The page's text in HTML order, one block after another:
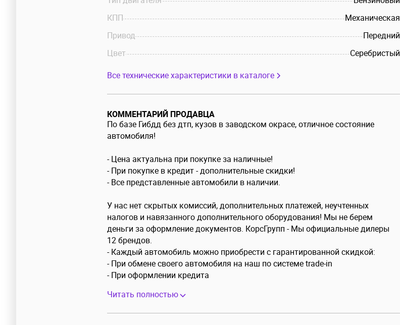
КПП
Механическая
Привод
Передний
Цвет
Серебристый
Все технические характеристики в каталоге
КОММЕНТАРИЙ ПРОДАВЦА
По базе Гибдд без дтп, кузов в заводском окрасе, отличное состояние
автомобиля!
- Цена актуальна при покупке за наличные!
- При покупке в кредит - дополнительные скидки!
- Все представленные автомобили в наличии.
У нас нет скрытых комиссий, дополнительных платежей, неучтенных
налогов и навязанного дополнительного оборудования! Мы не берем
деньги за оформление документов. КорсГрупп - Мы официальные дилеры
12 брендов.
- Каждый автомобиль можно приобрести с гарантированной скидкой:
- При обмене своего автомобиля на наш по системе trade-in
- При оформлении кредита
Читать полностью